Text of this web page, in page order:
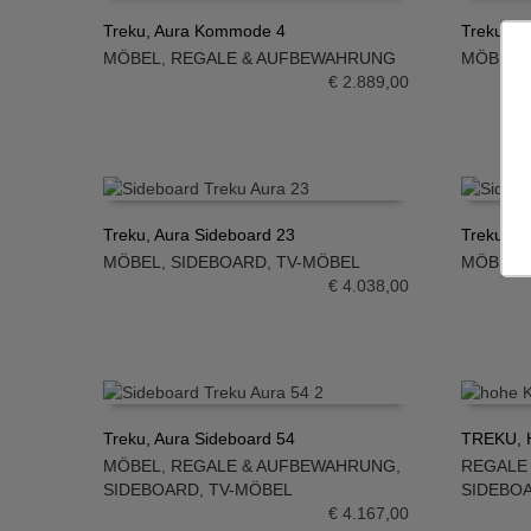
IN DEN WARENKORB
Treku, Aura Kommode 4
MÖBEL
REGALE & AUFBEWAHRUNG
€2.889,00
IN DEN
Treku,
MÖBEL
IN DEN WARENKORB
Treku, Aura Sideboard 23
MÖBEL
SIDEBOARD TV-MÖBEL
€4.038,00
IN DEN
Treku,
MÖBEL
IN DEN WARENKORB
Treku, Aura Sideboard 54
MÖBEL
REGALE & AUFBEWAHRUNG
SIDEBOARD TV-MÖBEL
€4.167,00
IN DEN
TREKU,